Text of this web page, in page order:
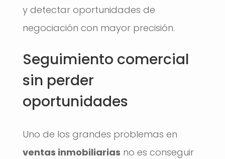
y detectar oportunidades de
negociación con mayor precisión.
Seguimiento comercial
sin perder
oportunidades
Uno de los grandes problemas en
ventas inmobiliarias no es conseguir